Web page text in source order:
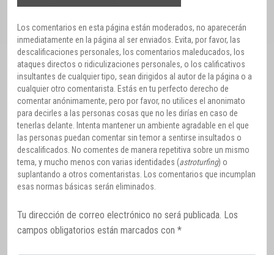
Los comentarios en esta página están moderados, no aparecerán
inmediatamente en la página al ser enviados. Evita, por favor, las
descalificaciones personales, los comentarios maleducados, los
ataques directos o ridiculizaciones personales, o los calificativos
insultantes de cualquier tipo, sean dirigidos al autor de la página o a
cualquier otro comentarista. Estás en tu perfecto derecho de
comentar anónimamente, pero por favor, no utilices el anonimato
para decirles a las personas cosas que no les dirías en caso de
tenerlas delante. Intenta mantener un ambiente agradable en el que
las personas puedan comentar sin temor a sentirse insultados o
descalificados. No comentes de manera repetitiva sobre un mismo
tema, y mucho menos con varias identidades (astroturfing) o
suplantando a otros comentaristas. Los comentarios que incumplan
esas normas básicas serán eliminados.
Tu dirección de correo electrónico no será publicada. Los
campos obligatorios están marcados con *